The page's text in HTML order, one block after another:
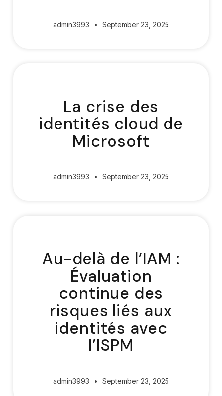
admin3993 September 23, 2025
La crise des
identités cloud de
Microsoft
admin3993 September 23, 2025
Au-delà de l’IAM :
Évaluation
continue des
risques liés aux
identités avec
l’ISPM
admin3993 September 23, 2025